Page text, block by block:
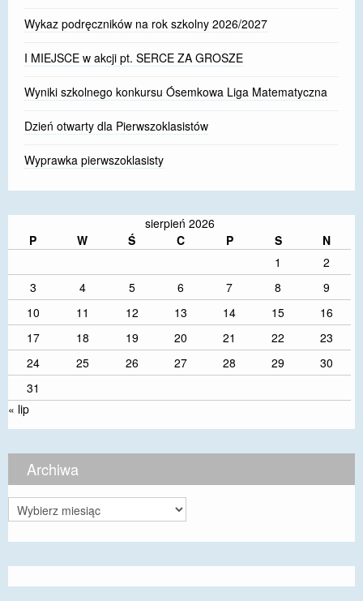
Wykaz podręczników na rok szkolny 2026/2027
I MIEJSCE w akcji pt. SERCE ZA GROSZE
Wyniki szkolnego konkursu Ósemkowa Liga Matematyczna
Dzień otwarty dla Pierwszoklasistów
Wyprawka pierwszoklasisty
sierpień 2026
P
W Ś C P S
N
1
2
3
4 5 6 7 8
9
10
11 12 13 14 15
16
17
18 19 20 21 22
23
24
25 26 27 28 29
30
31
« lip
Archiwa
Archiwa